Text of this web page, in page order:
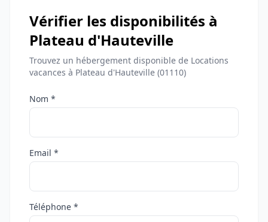
Vérifier les disponibilités à
Plateau d'Hauteville
Trouvez un hébergement disponible de Locations
vacances à Plateau d'Hauteville (01110)
Nom *
Email *
Téléphone *